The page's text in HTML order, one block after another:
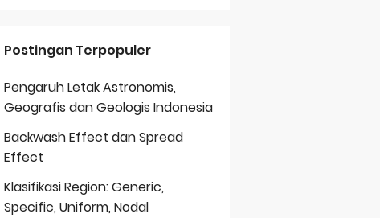
Postingan Terpopuler
Pengaruh Letak Astronomis,
Geografis dan Geologis Indonesia
Backwash Effect dan Spread
Effect
Klasifikasi Region: Generic,
Specific, Uniform, Nodal